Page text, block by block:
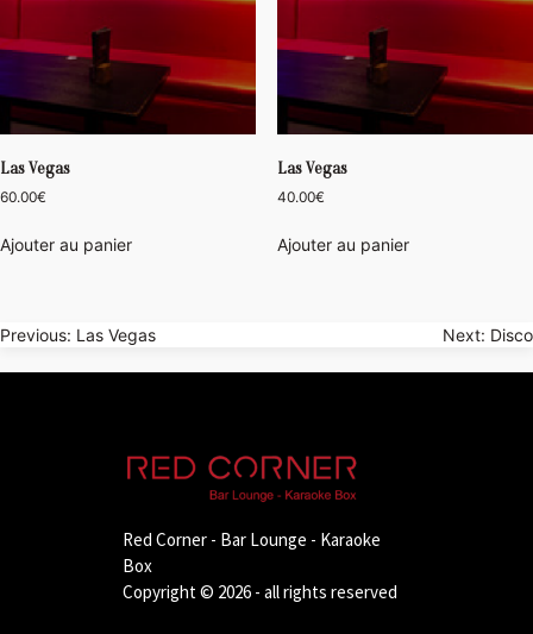
Las Vegas
60.00€
Ajouter au panier
Las Vegas
40.00€
Ajouter au panier
Navigation
de
Previous: Las Vegas Next: Disco
Red Corner - Bar Lounge - Karaoke
Box
Copyright © 2026 - all rights reserved